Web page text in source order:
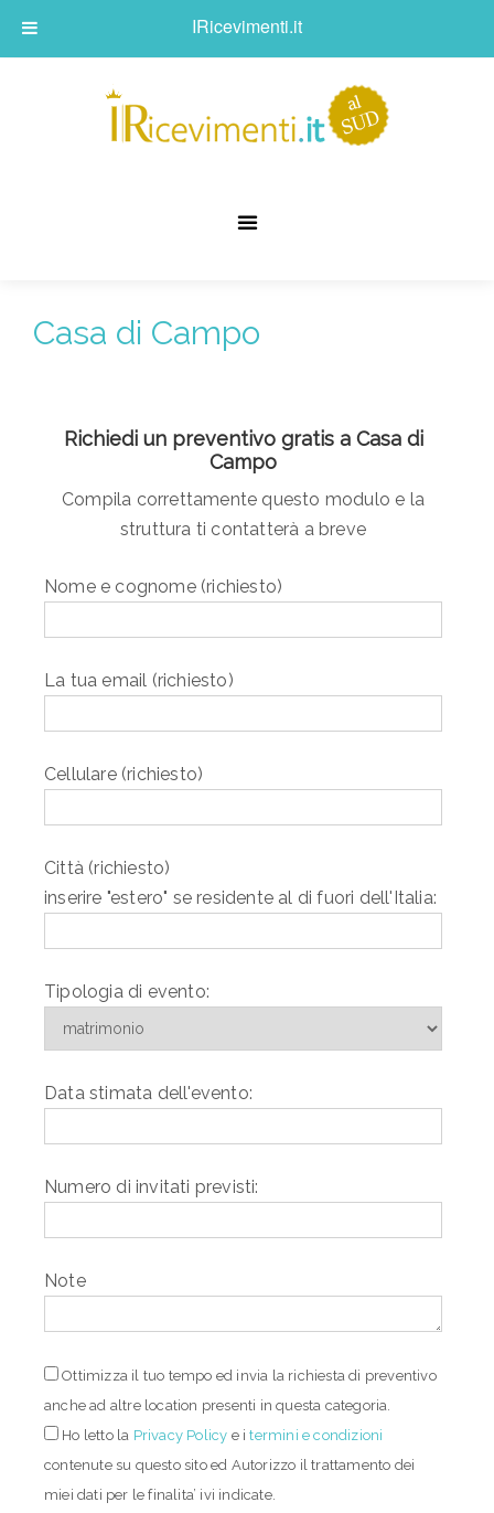
Casa di Campo
Richiedi un preventivo gratis a Casa di
Campo
Compila correttamente questo modulo e la
struttura ti contatterà a breve
Nome e cognome (richiesto)
La tua email (richiesto)
Cellulare (richiesto)
Città (richiesto)
inserire "estero" se residente al di fuori dell'Italia:
Tipologia di evento:
Data stimata dell'evento:
Numero di invitati previsti:
Note
Ottimizza il tuo tempo ed invia la richiesta di preventivo
anche ad altre location presenti in questa categoria.
Ho letto la Privacy Policy e itermini e condizioni
contenute su questo sito ed Autorizzo il trattamento dei
miei dati per le finalita’ ivi indicate.
IRicevimenti.it